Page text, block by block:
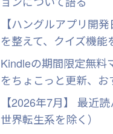
【ハングルアプリ開
を整えて、クイズ機能
Kindleの期間限定無料
をちょこっと更新、
【2026年7月】 最近
世界転生系を除く）